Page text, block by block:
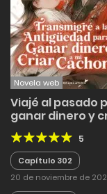
Novela web
Viajé al pasado
ganar dinero y
mi bebé
5
Capítulo 302
20 de noviembre de